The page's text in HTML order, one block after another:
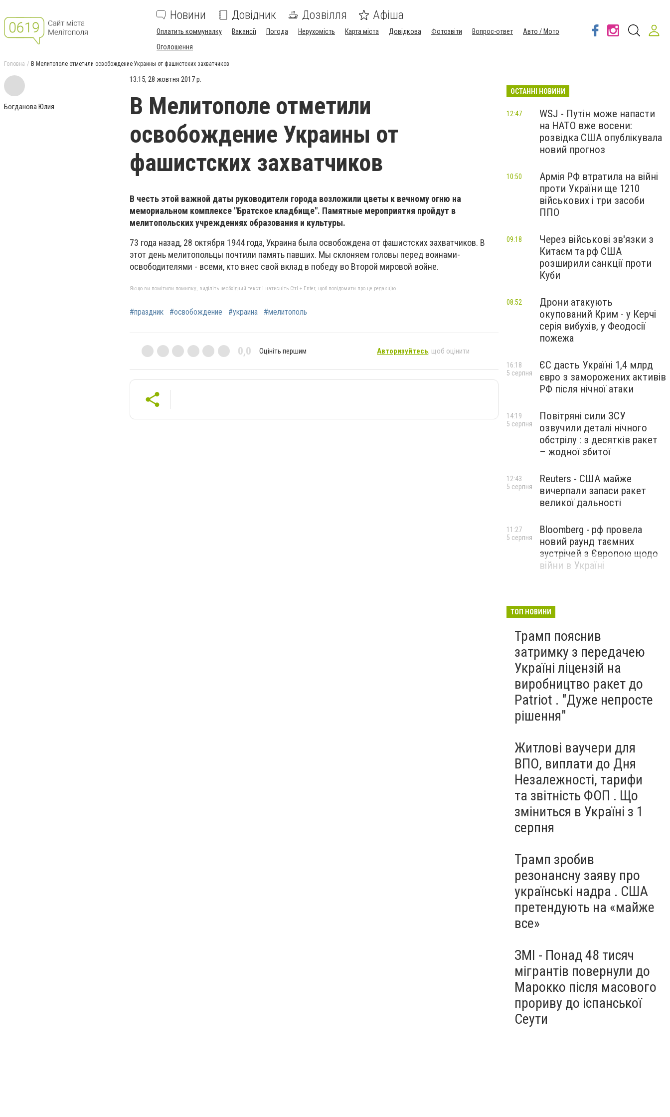
Новини Довідник Дозвілля Афіша
Оплатить коммуналку Вакансії Погода Нерухомість Карта міста Довідкова Фотозвіти Вопрос-ответ
Авто / Мото
Оголошення
Головна В Мелитополе отметили освобождение Украины от фашистских захватчиков
Богданова Юлия
13:15, 28 жовтня 2017 р.
В Мелитополе отметили
освобождение Украины от
фашистских захватчиков
В честь этой важной даты руководители города возложили цветы к вечному огню на
мемориальном комплексе "Братское кладбище". Памятные мероприятия пройдут в
мелитопольских учреждениях образования и культуры.
73 года назад, 28 октября 1944 года, Украина была освобождена от фашистских захватчиков. В
этот день мелитопольцы почтили память павших. Мы склоняем головы перед воинами-
освободителями - всеми, кто внес свой вклад в победу во Второй мировой войне.
Якщо ви помітили помилку, виділіть необхідний текст і натисніть Ctrl + Enter, щоб повідомити про це редакцію
#праздник #освобождение #украина #мелитополь
0,0 Оцініть першим Авторизуйтесь, щоб оцінити
ОСТАННІ НОВИНИ
WSJ - Путін може напасти
на НАТО вже восени:
розвідка США опублікувала
новий прогноз
12:47
Армія РФ втратила на війні
проти України ще 1210
військових і три засоби
ППО
10:50
Через військові зв'язки з
Китаєм та рф США
розширили санкції проти
Куби
09:18
Дрони атакують
окупований Крим - у Керчі
серія вибухів, у Феодосії
пожежа
08:52
ЄС дасть Україні 1,4 млрд
євро з заморожених активів
РФ після нічної атаки
16:18
5 серпня
Повітряні сили ЗСУ
озвучили деталі нічного
обстрілу : з десятків ракет
– жодної збитої
14:19
5 серпня
Reuters - США майже
вичерпали запаси ракет
великої дальності
12:43
5 серпня
Bloomberg - рф провела
новий раунд таємних
зустрічей з Європою щодо
війни в Україні
11:27
5 серпня
ТОП НОВИНИ
Трамп пояснив
затримку з передачею
Україні ліцензій на
виробництво ракет до
Patriot . "Дуже непросте
рішення"
Житлові ваучери для
ВПО, виплати до Дня
Незалежності, тарифи
та звітність ФОП . Що
зміниться в Україні з 1
серпня
Трамп зробив
резонансну заяву про
українські надра . США
претендують на «майже
все»
ЗМІ - Понад 48 тисяч
мігрантів повернули до
Марокко після масового
прориву до іспанської
Сеути